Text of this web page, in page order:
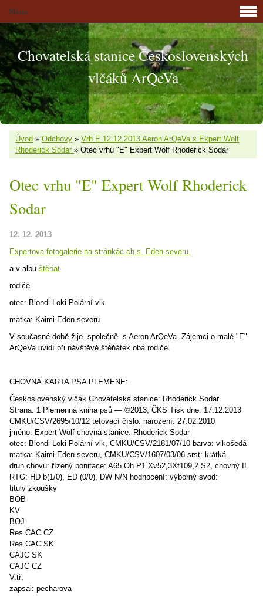
Chovatelská stanice Československých
vlčáků ArQeVa
Úvod » Odchovy » Vrh E 12.12.2013 Aeron ArQeVa x Expert Wolf
Rhoderick Sodar » Otec vrhu "E" Expert Wolf Rhoderick Sodar
Otec vrhu "E" Expert Wolf Rhoderick
Sodar
12. 12. 2013
Expertova fotogalerie na stránkác ch.s. Eden severu.
a v albu štěńat
rodiče
otec: Blondi Loki Polární vlk
matka: Kaimi Eden severu
V současné době žije společně s Aeron ArQeVa. Zájemci o malé "E"
ArQeVa uvidí při návštěvě štěňátek oba rodiče.
CHOVNÁ KARTA PSA PLEMENE:
Československý vlčák Chovatelská stanice: Rhoderick Sodar
Strana: 1 Plemenná kniha psů — ©2013, ČKS Tisk dne: 17.12.2013
CMKU/CSV/2695/10/12 tetovací číslo: narození: 27.02.2010
jméno: Expert Wolf chovná stanice: Rhoderick Sodar
otec: Blondi Loki Polární vlk, CMKU/CSV/2181/07/10 barva: vlkošedá
matka: Kaimi Eden severu, CMKU/CSV/1607/03/06 srst: krátká
druh chovu: řízený bonitace: A65 Oh P1 Xv52,3Xf109,2 S2, chovný II.
RTG: HD b(1/0), ED (0/0), DW N/N hodnocení: výborný svod:
tituly zkoušky
BOB
KV
BOJ
Res CAC CZ
Res CAC SK
CAJC SK
CAJC CZ
V.tř.
zapsal: pecharova
Menu